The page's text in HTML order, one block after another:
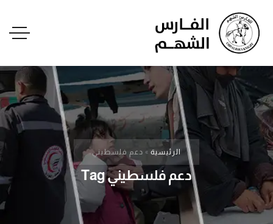
الرئيسية » دعم فلسطيني
دعم فلسطيني Tag